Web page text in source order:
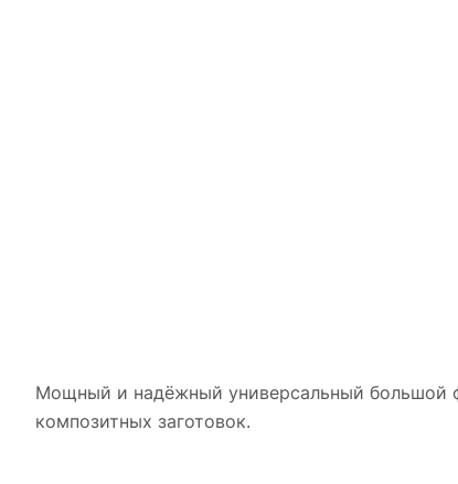
Мощный и надёжный универсальный большой
композитных заготовок.